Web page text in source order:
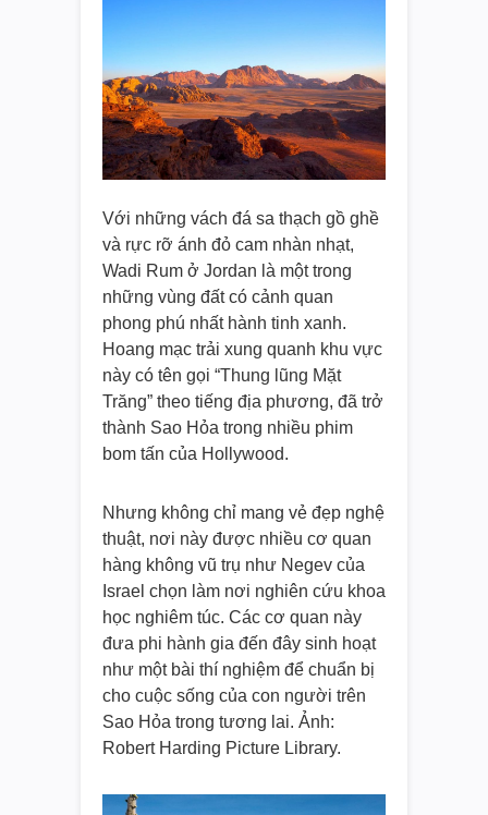
Với những vách đá sa thạch gồ ghề
và rực rỡ ánh đỏ cam nhàn nhạt,
Wadi Rum ở Jordan là một trong
những vùng đất có cảnh quan
phong phú nhất hành tinh xanh.
Hoang mạc trải xung quanh khu vực
này có tên gọi “Thung lũng Mặt
Trăng” theo tiếng địa phương, đã trở
thành Sao Hỏa trong nhiều phim
bom tấn của Hollywood.
Nhưng không chỉ mang vẻ đẹp nghệ
thuật, nơi này được nhiều cơ quan
hàng không vũ trụ như Negev của
Israel chọn làm nơi nghiên cứu khoa
học nghiêm túc. Các cơ quan này
đưa phi hành gia đến đây sinh hoạt
như một bài thí nghiệm để chuẩn bị
cho cuộc sống của con người trên
Sao Hỏa trong tương lai. Ảnh:
Robert Harding Picture Library.